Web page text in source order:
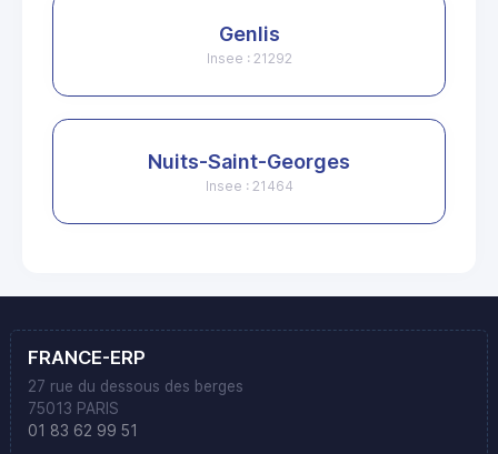
Genlis
Insee : 21292
Nuits-Saint-Georges
Insee : 21464
FRANCE-ERP
27 rue du dessous des berges
75013 PARIS
01 83 62 99 51